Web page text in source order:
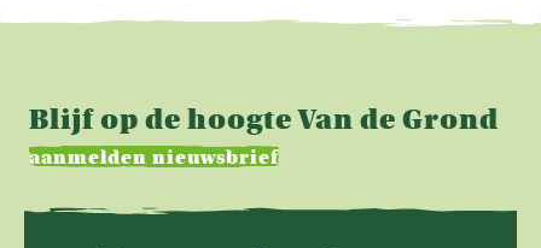
Blijf op de hoogte Van de Grond
aanmelden nieuwsbrief